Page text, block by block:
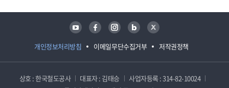
개인정보처리방침 이메일무단수집거부 저작권정책
유튜브 페이스북 인스타그램 블로그 트위터
상호 : 한국철도공사 대표자 : 김태승
사업자등록 : 314-82-10024